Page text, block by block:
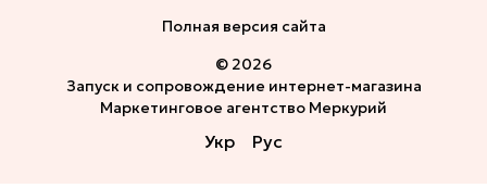
Полная версия сайта
© 2026
Запуск и сопровождение интернет-магазина
Маркетинговое агентство Меркурий
Укр Рус